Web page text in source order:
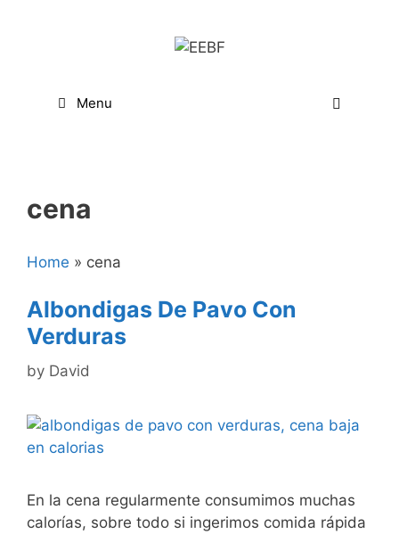
Menu
cena
Home » cena
Albondigas De Pavo Con
Verduras
by David
En la cena regularmente consumimos muchas
calorías, sobre todo si ingerimos comida rápida